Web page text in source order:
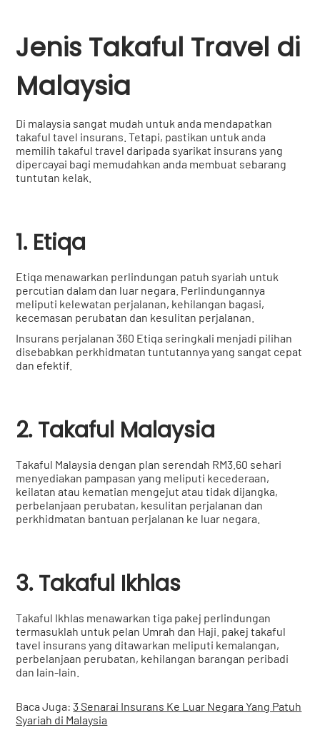
Jenis Takaful Travel di
Malaysia
Di malaysia sangat mudah untuk anda mendapatkan
takaful tavel insurans. Tetapi, pastikan untuk anda
memilih takaful travel daripada syarikat insurans yang
dipercayai bagi memudahkan anda membuat sebarang
tuntutan kelak.
1. Etiqa
Etiqa menawarkan perlindungan patuh syariah untuk
percutian dalam dan luar negara. Perlindungannya
meliputi kelewatan perjalanan, kehilangan bagasi,
kecemasan perubatan dan kesulitan perjalanan.
Insurans perjalanan 360 Etiqa seringkali menjadi pilihan
disebabkan perkhidmatan tuntutannya yang sangat cepat
dan efektif.
2. Takaful Malaysia
Takaful Malaysia dengan plan serendah RM3.60 sehari
menyediakan pampasan yang meliputi kecederaan,
keilatan atau kematian mengejut atau tidak dijangka,
perbelanjaan perubatan, kesulitan perjalanan dan
perkhidmatan bantuan perjalanan ke luar negara.
3. Takaful Ikhlas
Takaful Ikhlas menawarkan tiga pakej perlindungan
termasuklah untuk pelan Umrah dan Haji. pakej takaful
tavel insurans yang ditawarkan meliputi kemalangan,
perbelanjaan perubatan, kehilangan barangan peribadi
dan lain-lain.
Baca Juga: 3 Senarai Insurans Ke Luar Negara Yang Patuh
Syariah di Malaysia